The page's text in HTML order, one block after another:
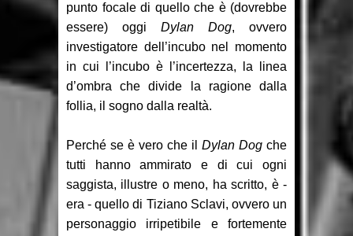
punto focale di quello che è (dovrebbe
essere) oggi Dylan Dog, ovvero
investigatore dell’incubo nel momento
in cui l’incubo è l’incertezza, la linea
d’ombra che divide la ragione dalla
follia, il sogno dalla realtà.
Perché se è vero che il Dylan Dog che
tutti hanno ammirato e di cui ogni
saggista, illustre o meno, ha scritto, è -
era - quello di Tiziano Sclavi, ovvero un
personaggio irripetibile e fortemente